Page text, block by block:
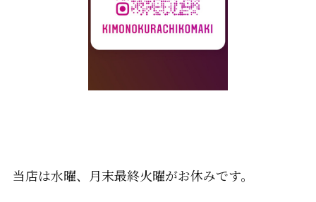
当店は水曜、月末最終火曜がお休みです。